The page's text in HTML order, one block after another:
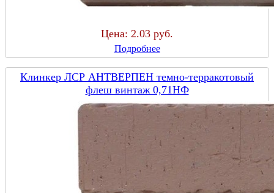
Цена: 2.03 руб.
Подробнее
Клинкер ЛСР АНТВЕРПЕН темно-терракотовый
флеш винтаж 0,71НФ